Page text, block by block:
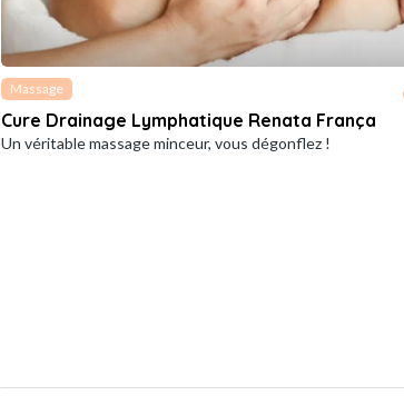
Massage
Cure Drainage Lymphatique Renata França
Un véritable massage minceur, vous dégonflez !